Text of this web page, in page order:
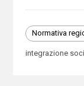
Normativa
integrazione